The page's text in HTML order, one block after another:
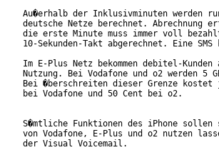
Au�erhalb der Inklusivminuten werden
deutsche Netze berechnet. Abrechnung
die erste Minute muss immer voll
10-Sekunden-Takt abgerechnet. Eine
Im E-Plus Netz bekommen debitel-
Nutzung. Bei Vodafone und o2 werden 5
Bei �berschreiten dieser Grenze kostet
bei Vodafone und 50 Cent bei o2.
S�mtliche Funktionen des iPhone
von Vodafone, E-Plus und o2 nutzen
der Visual Voicemail.